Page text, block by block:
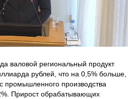
валовой региональный продукт
рублей, что на 0,5% больше,
промышленного производства
Прирост обрабатывающих